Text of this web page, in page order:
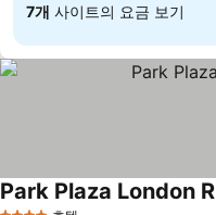
7개 사이트의 요금 보기
Park Plaza London